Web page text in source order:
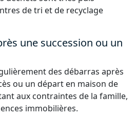
de tri et de recyclage
une succession ou un
des débarras après
ou un départ en maison de
aux contraintes de la famille,
immobilières.